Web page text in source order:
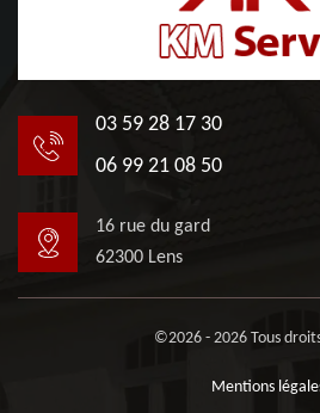
03 59 28 17 30
06 99 21 08 50
16 rue du gard
62300 Lens
©2026 - 2026 Tous
Mentions